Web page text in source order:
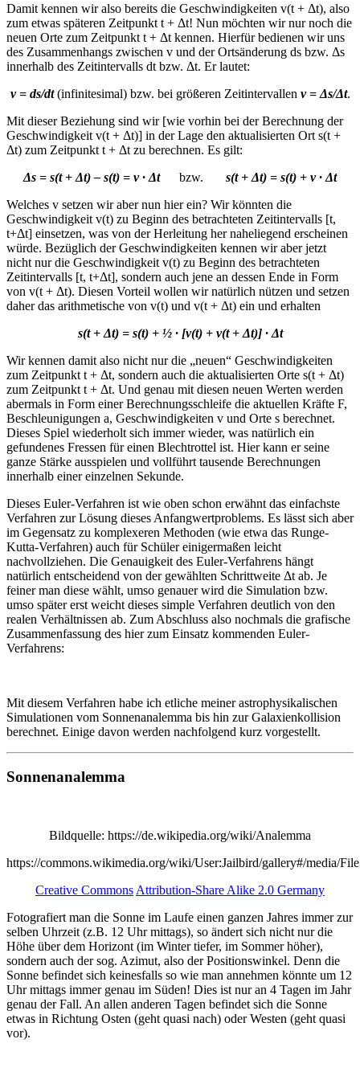
Damit kennen wir also bereits die Geschwindigkeiten v(t + Δt), also
zum etwas späteren Zeitpunkt t + Δt! Nun möchten wir nur noch die
neuen Orte zum Zeitpunkt t + Δt kennen. Hierfür bedienen wir uns
des Zusammenhangs zwischen v und der Ortsänderung ds bzw. Δs
innerhalb des Zeitintervalls dt bzw. Δt. Er lautet:
v = ds/dt(infinitesimal) bzw. bei größeren Zeitintervallen v = Δs/Δt.
Mit dieser Beziehung sind wir [wie vorhin bei der Berechnung der
Geschwindigkeit v(t + Δt)] in der Lage den aktualisierten Ort s(t +
Δt) zum Zeitpunkt t + Δt zu berechnen. Es gilt:
Δs = s(t + Δt) – s(t) = v · Δtbzw. s(t + Δt) = s(t) + v · Δt
Welches v setzen wir aber nun hier ein? Wir könnten die
Geschwindigkeit v(t) zu Beginn des betrachteten Zeitintervalls [t,
t+Δt] einsetzen, was von der Herleitung her naheliegend erscheinen
würde. Bezüglich der Geschwindigkeiten kennen wir aber jetzt
nicht nur die Geschwindigkeit v(t) zu Beginn des betrachteten
Zeitintervalls [t, t+Δt], sondern auch jene an dessen Ende in Form
von v(t + Δt). Diesen Vorteil wollen wir natürlich nützen und setzen
daher das arithmetische von v(t) und v(t + Δt) ein und erhalten
s(t + Δt) = s(t) + ½ · [v(t) + v(t + Δt)] · Δt
Wir kennen damit also nicht nur die „neuen“ Geschwindigkeiten
zum Zeitpunkt t + Δt, sondern auch die aktualisierten Orte s(t + Δt)
zum Zeitpunkt t + Δt. Und genau mit diesen neuen Werten werden
abermals in Form einer Berechnungsschleife die aktuellen Kräfte F,
Beschleunigungen a, Geschwindigkeiten v und Orte s berechnet.
Dieses Spiel wiederholt sich immer wieder, was natürlich ein
gefundenes Fressen für einen Blechtrottel ist. Hier kann er seine
ganze Stärke ausspielen und vollführt tausende Berechnungen
innerhalb einer einzelnen Sekunde.
Dieses Euler-Verfahren ist wie oben schon erwähnt das einfachste
Verfahren zur Lösung dieses Anfangwertproblems. Es lässt sich aber
im Gegensatz zu komplexeren Methoden (wie etwa das Runge-
Kutta-Verfahren) auch für Schüler einigermaßen leicht
nachvollziehen. Die Genauigkeit des Euler-Verfahrens hängt
natürlich entscheidend von der gewählten Schrittweite Δt ab. Je
feiner man diese wählt, umso genauer wird die Simulation bzw.
umso später erst weicht dieses simple Verfahren deutlich von den
realen Verhältnissen ab. Zum Abschluss also nochmals die grafische
Zusammenfassung des hier zum Einsatz kommenden Euler-
Verfahrens:
Mit diesem Verfahren habe ich etliche meiner astrophysikalischen
Simulationen vom Sonnenanalemma bis hin zur Galaxienkollision
berechnet. Einige davon werden nachfolgend kurz vorgestellt.
Sonnenanalemma
Bildquelle: https://de.wikipedia.org/wiki/Analemma
https://commons.wikimedia.org/wiki/User:Jailbird/gallery#/media/
Creative Commons Attribution-Share Alike 2.0 Germany
Fotografiert man die Sonne im Laufe einen ganzen Jahres immer zur
selben Uhrzeit (z.B. 12 Uhr mittags), so ändert sich nicht nur die
Höhe über dem Horizont (im Winter tiefer, im Sommer höher),
sondern auch der sog. Azimut, also der Positionswinkel. Denn die
Sonne befindet sich keinesfalls so wie man annehmen könnte um 12
Uhr mittags immer genau im Süden! Dies ist nur an 4 Tagen im Jahr
genau der Fall. An allen anderen Tagen befindet sich die Sonne
etwas in Richtung Osten (geht quasi nach) oder Westen (geht quasi
vor).